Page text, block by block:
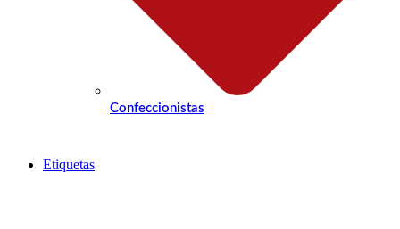
Confeccionistas
Etiquetas